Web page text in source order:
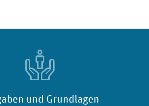
und Grundlagen